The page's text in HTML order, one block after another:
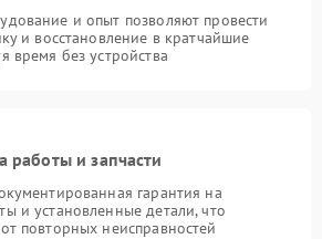
и опыт позволяют провести
и восстановление в кратчайшие
время без устройства
работы и запчасти
гарантия на
и установленные детали, что
повторных неисправностей